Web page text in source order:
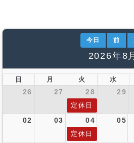
今日 前
2026年8月
日 月 火 水
26 27 28 29
定休日
02 03 04 05
定休日